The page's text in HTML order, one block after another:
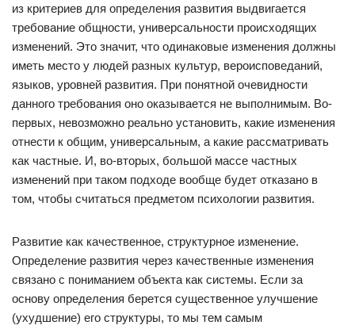
из критериев для определения развития выдвигается
требование общности, универсальности происходящих
изменений. Это значит, что одинаковые изменения должны
иметь место у людей разных культур, вероисповеданий,
языков, уровней развития. При понятной очевидности
данного требования оно оказывается не выполнимым. Во-
первых, невозможно реально установить, какие изменения
отнести к общим, универсальным, а какие рассматривать
как частные. И, во-вторых, большой массе частных
изменений при таком подходе вообще будет отказано в
том, чтобы считаться предметом психологии развития.
Развитие как качественное, структурное изменение.
Определение развития через качественные изменения
связано с пониманием объекта как системы. Если за
основу определения берется существенное улучшение
(ухудшение) его структуры, то мы тем самым